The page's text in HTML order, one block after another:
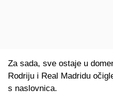
Za sada, sve ostaje u
Rodriju i Real Madridu
s naslovnica.